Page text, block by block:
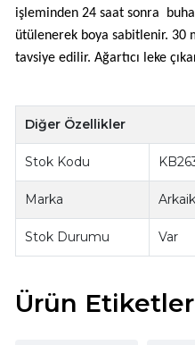
işleminden 24 saat sonra
ütülenerek boya sabitlenir. 30
tavsiye edilir. Ağartıcı leke
Diğer Özellikler
Stok Kodu
Marka
Stok Durumu Var
Ürün